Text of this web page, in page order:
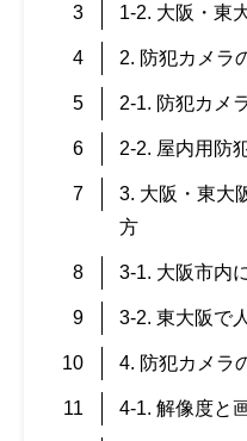
1-2. 大阪・東
2. 防犯カメラ
2-1. 防犯カメ
2-2. 屋内用防
3. 大阪・東大
方
3-1. 大阪市内
3-2. 東大阪で
4. 防犯カメラ
4-1. 解像度と